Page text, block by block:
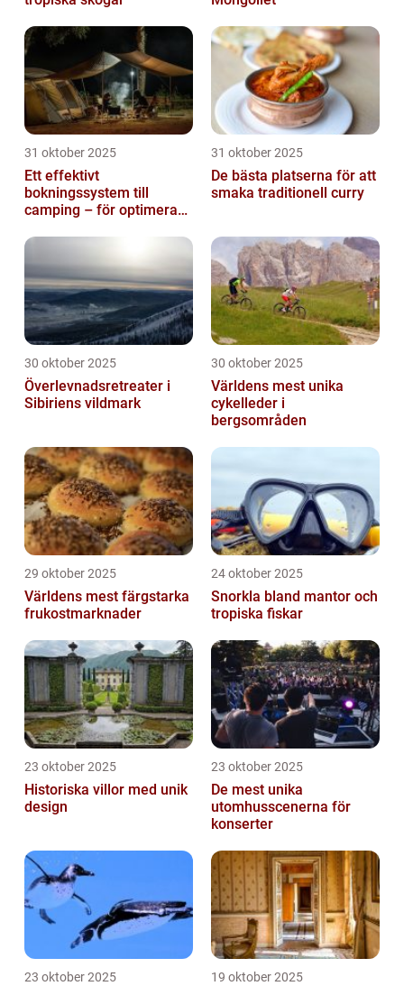
31 oktober 2025
Ett effektivt
bokningssystem till
camping – för optimerad
31 oktober 2025
De bästa platserna för att
smaka traditionell curry
30 oktober 2025
Överlevnadsretreater i
Sibiriens vildmark
30 oktober 2025
Världens mest unika
cykelleder i
bergsområden
29 oktober 2025
Världens mest färgstarka
frukostmarknader
24 oktober 2025
Snorkla bland mantor och
tropiska fiskar
23 oktober 2025
Historiska villor med unik
design
23 oktober 2025
De mest unika
utomhusscenerna för
konserter
23 oktober 2025 19 oktober 2025